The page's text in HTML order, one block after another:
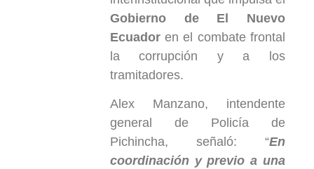
Gobierno de El Nuevo
Ecuadoren el combate frontal
la corrupción y a los
tramitadores.
Alex Manzano, intendente
general de Policía de
Pichincha, señaló: “En
coordinación y previo a una